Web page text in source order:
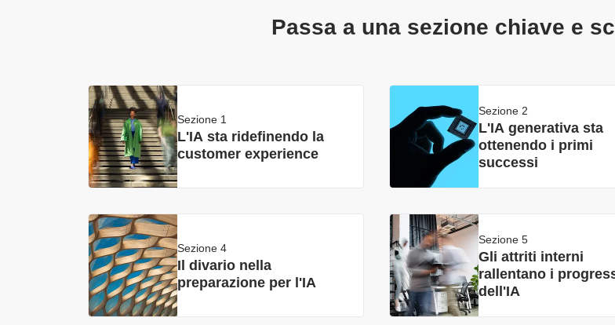
Passa a una sezione chiave e
Sezione 1
L'IA sta ridefinendo la
customer experience
Sezione 2
L'IA generativa sta
ottenendo i primi
successi
Sezione 4
Il divario nella
preparazione per l'IA
Sezione 5
Gli attriti interni
rallentano i
dell'IA